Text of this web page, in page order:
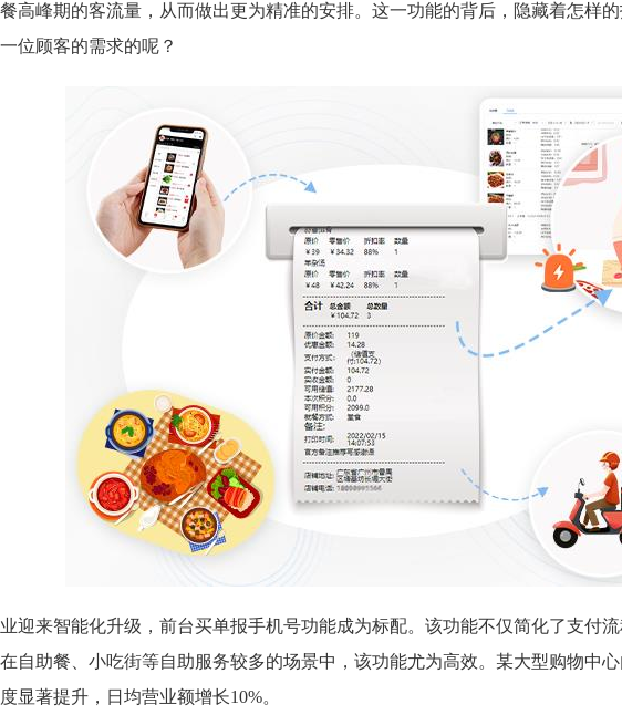
高峰期的客流量，从而做出更为精准的安排。这一功能的背后，隐藏着怎样
位顾客的需求的呢？
迎来智能化升级，前台买单报手机号功能成为标配。该功能不仅简化了支付
自助餐、小吃街等自助服务较多的场景中，该功能尤为高效。某大型购物中
显著提升，日均营业额增长10%。